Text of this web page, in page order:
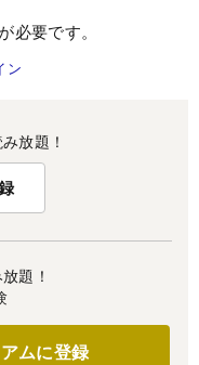
必要です。
ン
放題！
題！
ムに登録